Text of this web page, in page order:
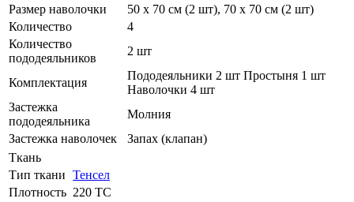
Размер наволочки
50 х 70 см (2 шт), 70 х 70 см (2 шт)
Количество
4
Количество
пододеяльников
2 шт
Комплектация
Пододеяльники 2 шт Простыня 1 шт
Наволочки 4 шт
Застежка
пододеяльника
Молния
Застежка наволочек
Запах (клапан)
Ткань
Тип ткани Тенсел
Плотность 220 ТС